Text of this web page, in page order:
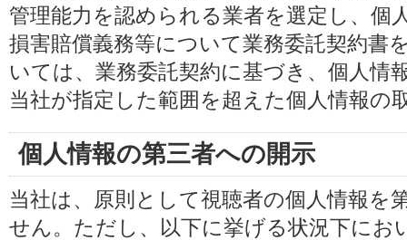
管理能力を認められる業者を選定し、個
損害賠償義務等について業務委託契約書
いては、業務委託契約に基づき、個人情
当社が指定した範囲を超えた個人情報の
個人情報の第三者への開示
当社は、原則として視聴者の個人情報を
せん。ただし、以下に挙げる状況下にお